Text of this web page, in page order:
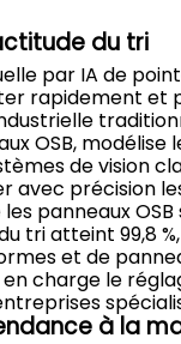
du tri
par IA de
rapidement et
OSB,
de vision
précision
panneaux
tri atteint 99,8
et de
charge le
à la